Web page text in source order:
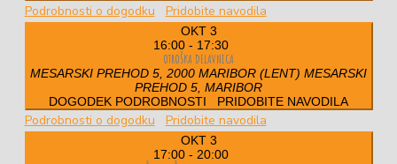
Podrobnosti o dogodku Pridobite navodila
OKT 3
16:00 - 17:30
OTROŠKA DELAVNICA
MESARSKI PREHOD 5, 2000 MARIBOR (LENT) MESARSKI
PREHOD 5, MARIBOR
DOGODEK PODROBNOSTI
PRIDOBITE NAVODILA
Podrobnosti o dogodku Pridobite navodila
OKT 3
17:00 - 20:00